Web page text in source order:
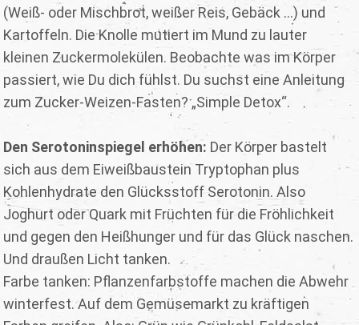
(Weiß- oder Mischbrot, weißer Reis, Gebäck ...) und
Kartoffeln. Die Knolle mutiert im Mund zu lauter
kleinen Zuckermolekülen. Beobachte was im Körper
passiert, wie Du dich fühlst. Du suchst eine Anleitung
zum Zucker-Weizen-Fasten? „Simple Detox“.
Den Serotoninspiegel erhöhen: Der Körper bastelt
sich aus dem Eiweißbaustein Tryptophan plus
Kohlenhydrate den Glücksstoff Serotonin. Also
Joghurt oder Quark mit Früchten für die Fröhlichkeit
und gegen den Heißhunger und für das Glück naschen.
Und draußen Licht tanken.
Farbe tanken: Pflanzenfarbstoffe machen die Abwehr
winterfest. Auf dem Gemüsemarkt zu kräftigen